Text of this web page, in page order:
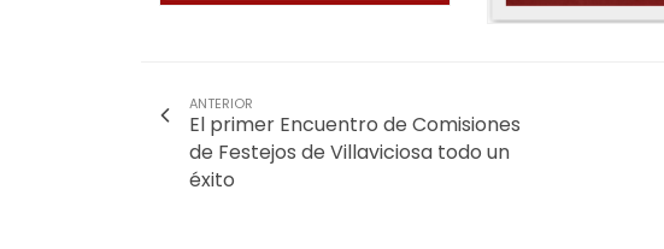
ANTERIOR
El primer Encuentro de Comisiones
de Festejos de Villaviciosa todo un
éxito